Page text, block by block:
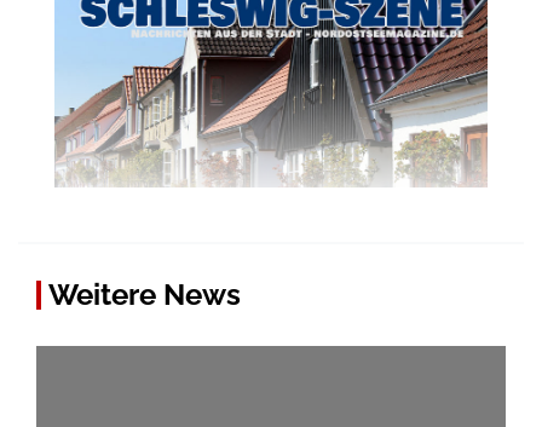
Weitere News